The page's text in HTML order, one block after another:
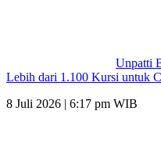
Unpatti
Lebih dari 1.100 Kursi untuk
8 Juli 2026 | 6:17 pm WIB